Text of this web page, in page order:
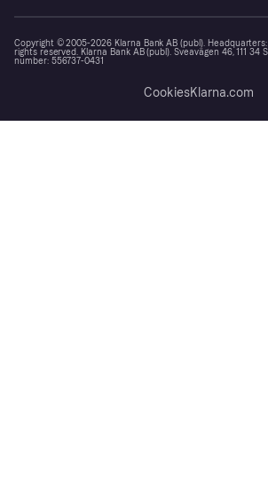
Copyright © 2005-2026 Klarna Bank AB (publ). Headquarters:
rights reserved. Klarna Bank AB (publ). Sveavägen 46, 111 34
number: 556737-0431
CookiesKlarna.com